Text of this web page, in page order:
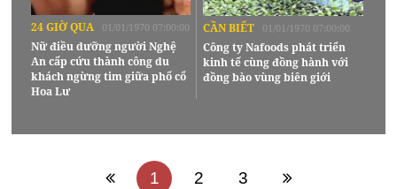
24 GIỜ QUA 01/01/1970 07:00:00
Nữ điều dưỡng người Nghệ
An cấp cứu thành công du
khách ngừng tim giữa phố cổ
Hoa Lư
CẦN BIẾT 01/01/1970 07:00:00
Công ty Nafoods phát triển
kinh tế cùng đồng hành với
đồng bào vùng biên giới
1 2 3